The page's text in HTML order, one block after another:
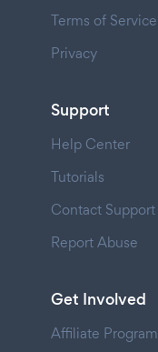
Terms of Service
Privacy
Support
Help Center
Tutorials
Contact Support
Report Abuse
Get Involved
Affiliate Program